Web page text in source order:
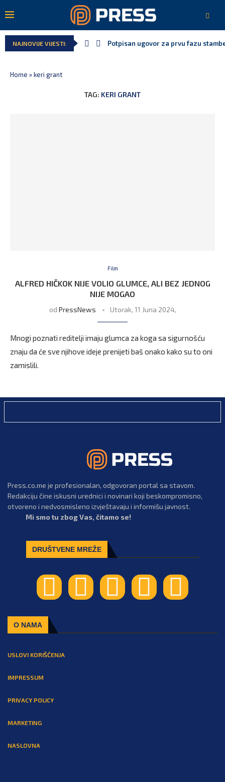
NAJNOVIJE VIJESTI: Potpisan ugovor za prvu fazu
Home »keri grant
TAG: KERI GRANT
Film
ALFRED HIČKOK NIJE VOLIO GLUMCE, ALI BEZ JEDNOG
NIJE MOGAO
od PressNews Utorak, 11 Juna 2024,
Mnogi poznati reditelji imaju glumca za koga sa sigurnošću
znaju da će sve njihove ideje prenijeti baš onako kako su to oni
zamislili.
Press.co.me je profesionalan, odgovoran portal sa stavom.
Redakciju čine iskusni urednici i novinari koji beskompromisno,
otvoreno i nedvosmisleno izvještavaju i informišu javnost.
Mi smo tu zbog Vas, čitamo se!
DRUŠTVENE MREŽE
O NAMA
USLOVI KORIŠĆENJA
IMPRESSUM
PRIVACY POLICY
MARKETING
NASLOVNA